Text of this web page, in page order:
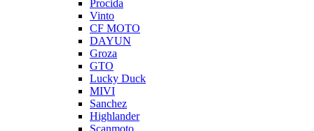
Procida
Vinto
CF MOTO
DAYUN
Groza
GTO
Lucky Duck
MIVI
Sanchez
Highlander
Scanmoto